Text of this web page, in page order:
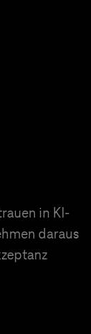
in KI-
daraus